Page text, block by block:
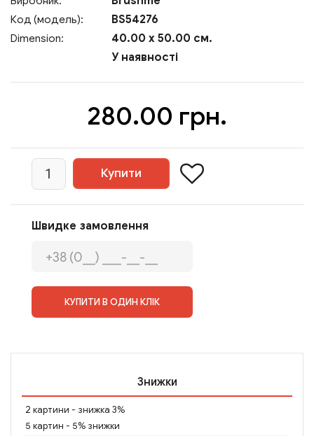
Код (модель): BS54276
Dimension:
40.00 x 50.00 см.
У наявності
280.00 грн.
Швидке замовлення
КУПИТИ В ОДИН КЛІК
Знижки
2 картини - знижка 3%
5 картин - 5% знижки